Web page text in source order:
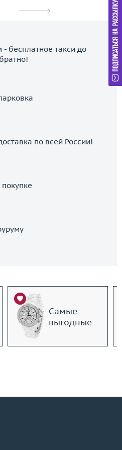
- бесплатное такси до
по всей России!
Самые
выгодные